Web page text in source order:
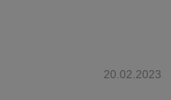
20.02.2023